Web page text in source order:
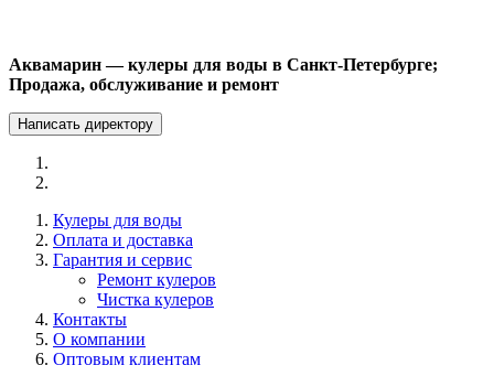
Аквамарин — кулеры для воды в Санкт-Петербурге;
Продажа, обслуживание и ремонт
Написать директору
Кулеры для воды
Оплата и доставка
Гарантия и сервис
Ремонт кулеров
Чистка кулеров
Контакты
О компании
Оптовым клиентам